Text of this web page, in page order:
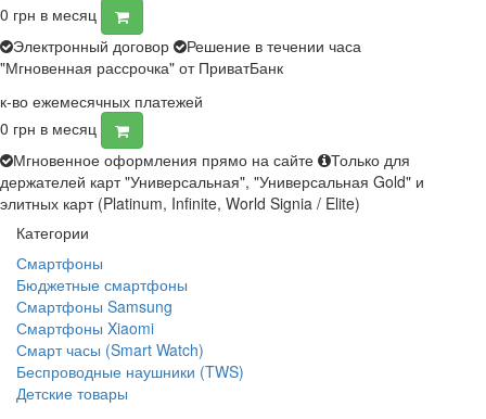
0 грн в месяц
Электронный договор
Решение в течении часа
"Мгновенная рассрочка" от ПриватБанк
к-во ежемесячных платежей
0 грн в месяц
Мгновенное оформления прямо на сайте
Только для
держателей карт "Универсальная", "Универсальная Gold" и
элитных карт (Platinum, Infinite, World Signia / Elite)
Категории
Смартфоны
Бюджетные смартфоны
Смартфоны Samsung
Смартфоны Xiaomi
Смарт часы (Smart Watch)
Беспроводные наушники (TWS)
Детские товары